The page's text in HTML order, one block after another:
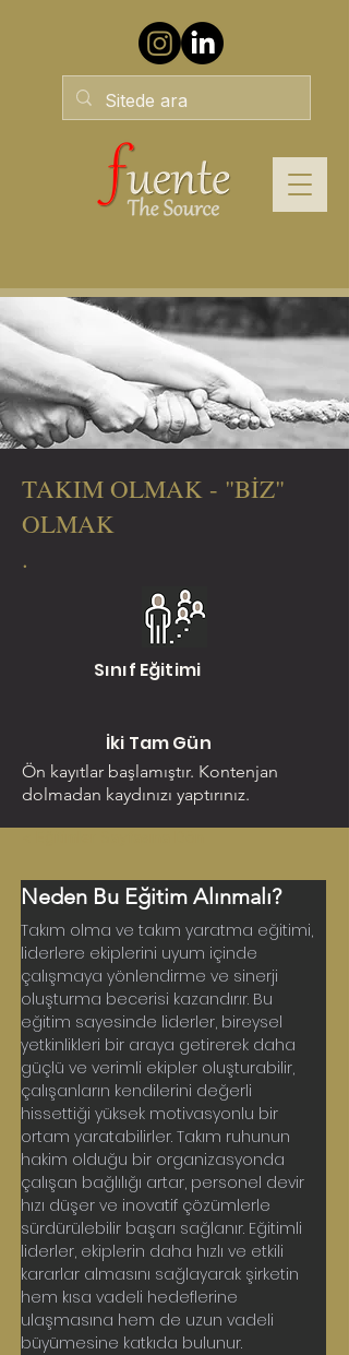
TAKIM OLMAK - "BİZ"
OLMAK
.
Sınıf Eğitimi
İki Tam Gün
Ön kayıtlar başlamıştır. Kontenjan
dolmadan kaydınızı yaptırınız.
Neden Bu Eğitim Alınmalı?
Takım olma ve takım yaratma eğitimi,
liderlere ekiplerini uyum içinde
çalışmaya yönlendirme ve sinerji
oluşturma becerisi kazandırır. Bu
eğitim sayesinde liderler, bireysel
yetkinlikleri bir araya getirerek daha
güçlü ve verimli ekipler oluşturabilir,
çalışanların kendilerini değerli
hissettiği yüksek motivasyonlu bir
ortam yaratabilirler. Takım ruhunun
hakim olduğu bir organizasyonda
çalışan bağlılığı artar, personel devir
hızı düşer ve inovatif çözümlerle
sürdürülebilir başarı sağlanır. Eğitimli
liderler, ekiplerin daha hızlı ve etkili
kararlar almasını sağlayarak şirketin
hem kısa vadeli hedeflerine
ulaşmasına hem de uzun vadeli
büyümesine katkıda bulunur.